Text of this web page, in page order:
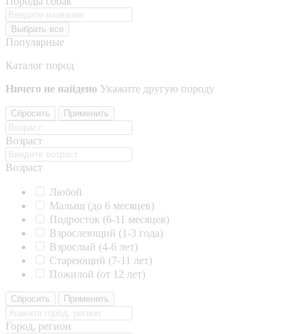
Выбрать все
Популярные
Каталог пород
Ничего не найдено Укажите другую породу
Сбросить Применить
Возраст
Возраст
Любой
Малыш (до 6 месяцев)
Подросток (6-11 месяцев)
Взрослеющий (1-3 года)
Взрослый (4-6 лет)
Стареющий (7-11 лет)
Пожилой (от 12 лет)
Сбросить Применить
Город, регион